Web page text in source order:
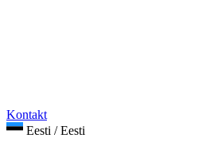
Kontakt
Eesti / Eesti